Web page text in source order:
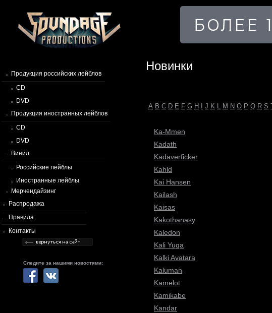
Продукция российских лейблов
CD
DVD
Продукция иностранных лейблов
CD
DVD
Винил
Российские лейблы
Иностранные лейблы
Мерчендайзинг
Распродажа
Правила
Контакты
Следите за нашими новостями:
Новинки
A B C D E F G H J K L M N O P Q R S
Ka-Mmen
Kadath
Kadaverficker
Kahld
Kai Hansen
Kailash
Kaisas
Kakothanasy
Kaledon
Kali Yuga
Kalki Avatara
Kaluman
Kamelot
Kamikabe
Kandar